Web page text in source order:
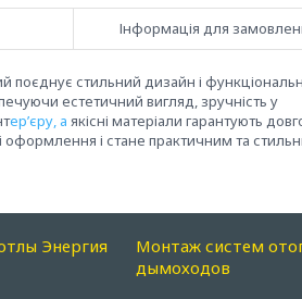
Інформація для
стильний дизайн і
естетичний вигляд, зручність у
ер’єру, а якісні матеріали гарантують
оформлення і стане практичним та
Энергия
Монтаж систем
дымоходов